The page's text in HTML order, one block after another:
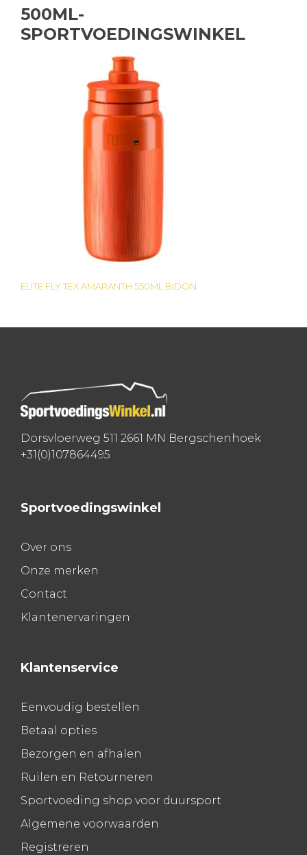
500ML-
SPORTVOEDINGSWINKEL
Bericht
navigatie
ELITE FLY TEX AMARANTH 550ML BIDON
Dorsvloerweg 511 2661 MN Bergschenhoek
+31(0)107864495
Sportvoedingswinkel
Over ons
Onze merken
Contact
Klantenervaringen
Klantenservice
Eenvoudig bestellen
Betaal opties
Bezorgen en afhalen
Ruilen en Retourneren
Sportvoeding shop voor duursport
Algemene voorwaarden
Registreren